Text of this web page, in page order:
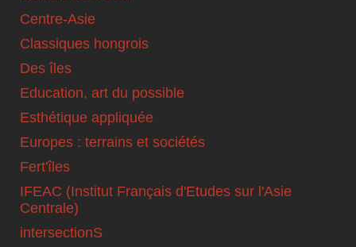
Centre-Asie
Classiques hongrois
Des îles
Education, art du possible
Esthétique appliquée
Europes : terrains et sociétés
Fert'îles
IFEAC (Institut Français d'Etudes sur l'Asie
Centrale)
intersectionS